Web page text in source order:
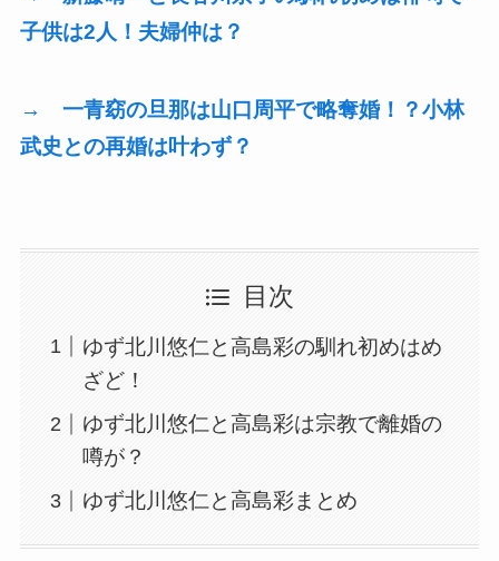
子供は2人！夫婦仲は？
→ 一青窈の旦那は山口周平で略奪婚！？小林
武史との再婚は叶わず？
目次
ゆず北川悠仁と高島彩の馴れ初めはめ
ざど！
ゆず北川悠仁と高島彩は宗教で離婚の
噂が？
ゆず北川悠仁と高島彩まとめ